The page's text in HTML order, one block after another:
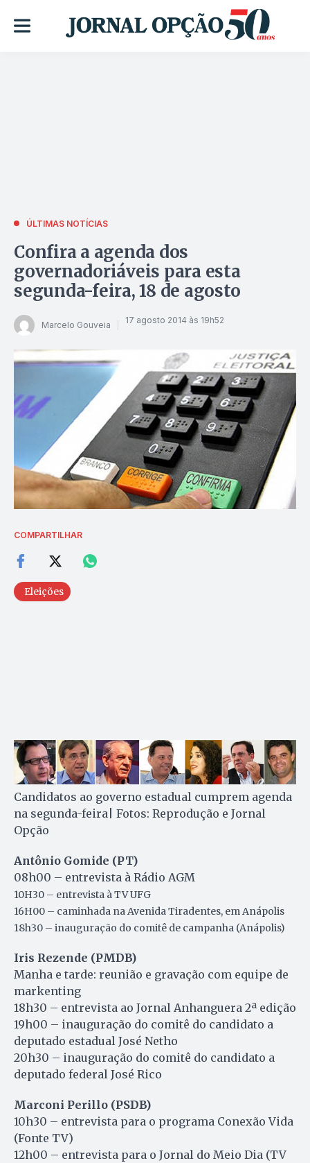
ÚLTIMAS NOTÍCIAS
Confira a agenda dos
governadoriáveis para esta
segunda-feira, 18 de agosto
Marcelo Gouveia 17 agosto 2014 às 19h52
COMPARTILHAR
Eleições
Candidatos ao governo estadual cumprem agenda
na segunda-feira| Fotos: Reprodução e Jornal
Opção
Antônio Gomide (PT)
08h00 – entrevista à Rádio AGM
10H30 – entrevista à TV UFG
16H00 – caminhada na Avenida Tiradentes, em Anápolis
18h30 – inauguração do comitê de campanha (Anápolis)
Iris Rezende (PMDB)
Manha e tarde: reunião e gravação com equipe de
markenting
18h30 – entrevista ao Jornal Anhanguera 2ª edição
19h00 – inauguração do comitê do candidato a
deputado estadual José Netho
20h30 – inauguração do comitê do candidato a
deputado federal José Rico
Marconi Perillo (PSDB)
10h30 – entrevista para o programa Conexão Vida
(Fonte TV)
12h00 – entrevista para o Jornal do Meio Dia (TV